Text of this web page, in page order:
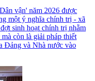
vận' năm 2026 được
một ý nghĩa chính trị - xã
sinh hoạt chính trị nhằm
còn là giải pháp thiết
Đảng và Nhà nước vào